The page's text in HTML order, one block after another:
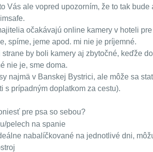
Vás ale vopred upozorním, že to tak
očakávajú online kamery v hoteli
spíme, jeme apod. mi nie je príjemné.
strane by boli kamery aj zbytočné, keďže
nie je, sme doma.
najmä v Banskej Bystrici, ale môže sa
s prípadným doplatkom za cestu).
pre psa so sebou?
pelech na spanie
nabalíčkované na jednotlivé dni,